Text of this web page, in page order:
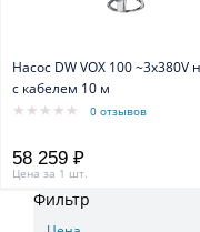
Насос DW VOX 100 ~3x380V насос
с кабелем 10 м
0 отзывов
58 259 ₽
Цена за 1 шт.
Фильтр